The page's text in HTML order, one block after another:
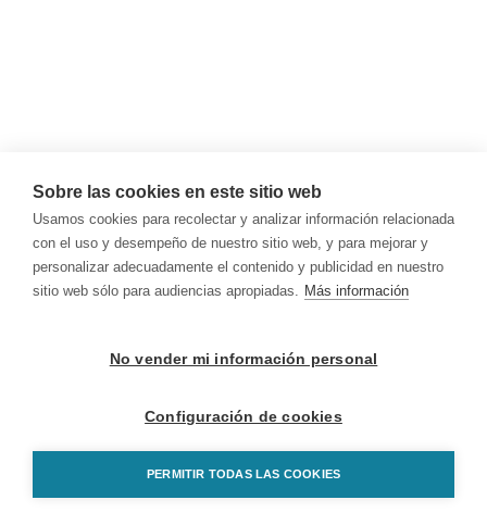
Sobre las cookies en este sitio web
Usamos cookies para recolectar y analizar información relacionada
con el uso y desempeño de nuestro sitio web, y para mejorar y
personalizar adecuadamente el contenido y publicidad en nuestro
sitio web sólo para audiencias apropiadas. Más información
No vender mi información personal
Configuración de cookies
PERMITIR TODAS LAS COOKIES